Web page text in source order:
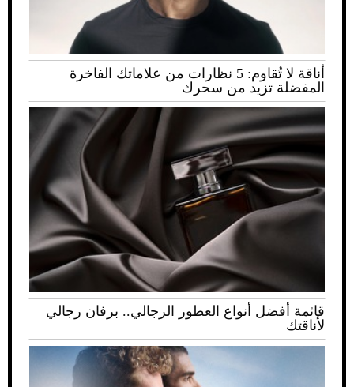
أناقة لا تُقاوم: 5 نظارات من علاماتك الفاخرة
المفضلة تزيد من سحرك
قائمة أفضل أنواع العطور الرجالي.. برفان رجالي
لأناقتك